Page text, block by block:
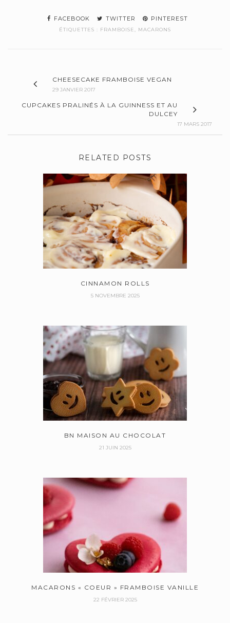
FACEBOOK TWITTER PINTEREST
ÉTIQUETTES : FRAMBOISE MACARONS
CHEESECAKE FRAMBOISE VEGAN
29 JANVIER 2017
CUPCAKES PRALINÉS À LA GUINNESS ET AU
DULCEY
17 MARS 2017
RELATED POSTS
CINNAMON ROLLS
5 NOVEMBRE 2025
BN MAISON AU CHOCOLAT
21 JUIN 2025
MACARONS « COEUR » FRAMBOISE VANILLE
22 FÉVRIER 2025